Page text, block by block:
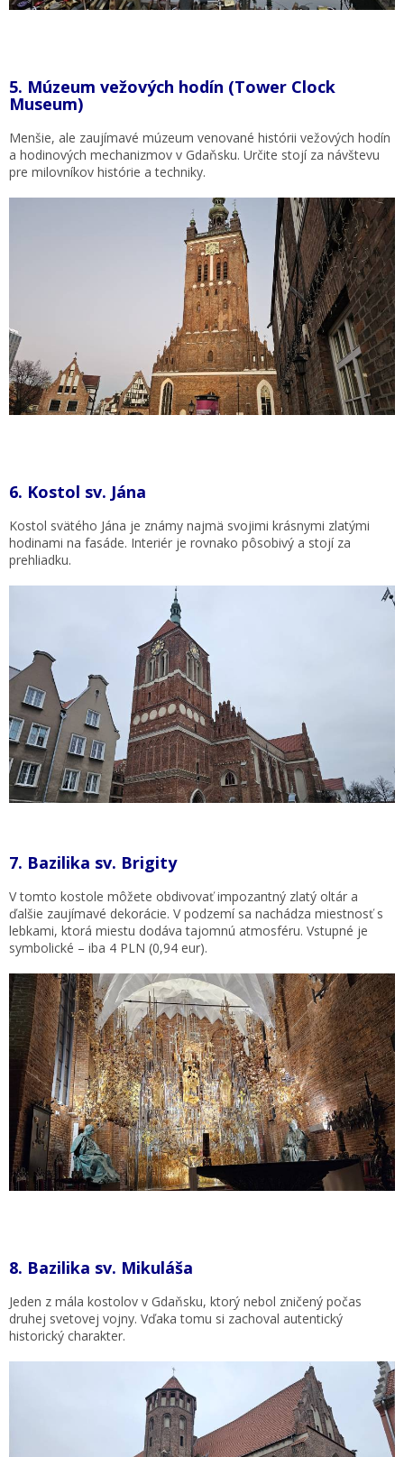
5. Múzeum vežových hodín (Tower Clock
Museum)
Menšie, ale zaujímavé múzeum venované histórii vežových hodín
a hodinových mechanizmov v Gdaňsku. Určite stojí za návštevu
pre milovníkov histórie a techniky.
6. Kostol sv. Jána
Kostol svätého Jána je známy najmä svojimi krásnymi zlatými
hodinami na fasáde. Interiér je rovnako pôsobivý a stojí za
prehliadku.
7. Bazilika sv. Brigity
V tomto kostole môžete obdivovať impozantný zlatý oltár a
ďalšie zaujímavé dekorácie. V podzemí sa nachádza miestnosť s
lebkami, ktorá miestu dodáva tajomnú atmosféru. Vstupné je
symbolické – iba 4 PLN (0,94 eur).
8. Bazilika sv. Mikuláša
Jeden z mála kostolov v Gdaňsku, ktorý nebol zničený počas
druhej svetovej vojny. Vďaka tomu si zachoval autentický
historický charakter.